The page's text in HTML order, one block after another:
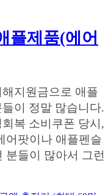
플제품(에어
지원금으로 애플
이 정말 많습니다.
복 소비쿠폰 당시,
어팟이나 애플펜슬
분들이 많아서 그런